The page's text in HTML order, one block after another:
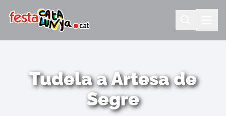
Tudela a Artesa de
Segre